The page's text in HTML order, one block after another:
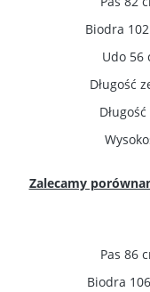
Biodra
Udo 56
Długość
Zalecamy
Pas 86
Biodra